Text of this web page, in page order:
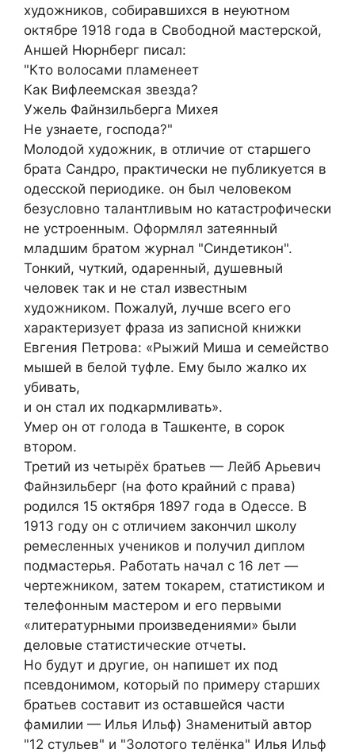
художников, собиравшихся в неуютном
октябре 1918 года в Свободной мастерской,
Аншей Нюрнберг писал:
"Кто волосами пламенеет
Как Вифлеемская звезда?
Ужель Файнзильберга Михея
Не узнаете, господа?"
Молодой художник, в отличие от старшего
брата Сандро, практически не публикуется в
одесской периодике. он был человеком
безусловно талантливым но катастрофически
не устроенным. Оформлял затеянный
младшим братом журнал "Синдетикон".
Тонкий, чуткий, одаренный, душевный
человек так и не стал известным
художником. Пожалуй, лучше всего его
характеризует фраза из записной книжки
Евгения Петрова: «Рыжий Миша и семейство
мышей в белой туфле. Ему было жалко их
убивать,
и он стал их подкармливать».
Умер он от голода в Ташкенте, в сорок
втором.
Третий из четырёх братьев — Лейб Арьевич
Файнзильберг (на фото крайний с права)
родился 15 октября 1897 года в Одессе. В
1913 году он с отличием закончил школу
ремесленных учеников и получил диплом
подмастерья. Работать начал с 16 лет —
чертежником, затем токарем, статистиком и
телефонным мастером и его первыми
«литературными произведениями» были
деловые статистические отчеты.
Но будут и другие, он напишет их под
псевдонимом, который по примеру старших
братьев составит из оставшейся части
фамилии — Илья Ильф) Знаменитый автор
"12 стульев" и "Золотого телёнка" Илья Ильф